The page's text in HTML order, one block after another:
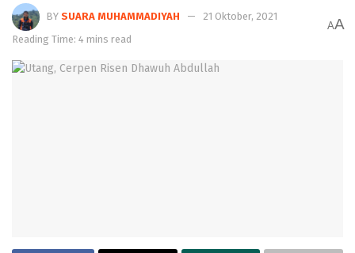
BY SUARA MUHAMMADIYAH
21 Oktober, 2021
Reading Time: 4 mins read
AA